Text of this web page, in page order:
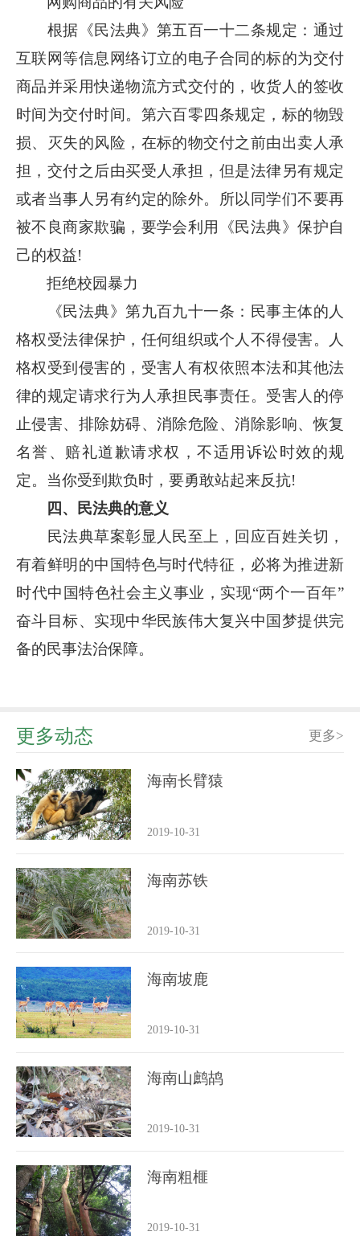
根据《民法典》第五百一十二条规定：通过
互联网等信息网络订立的电子合同的标的为交付
商品并采用快递物流方式交付的，收货人的签收
时间为交付时间。第六百零四条规定，标的物毁
损、灭失的风险，在标的物交付之前由出卖人承
担，交付之后由买受人承担，但是法律另有规定
或者当事人另有约定的除外。所以同学们不要再
被不良商家欺骗，要学会利用《民法典》保护自
己的权益!
拒绝校园暴力
《民法典》第九百九十一条：民事主体的人
格权受法律保护，任何组织或个人不得侵害。人
格权受到侵害的，受害人有权依照本法和其他法
律的规定请求行为人承担民事责任。受害人的停
止侵害、排除妨碍、消除危险、消除影响、恢复
名誉、赔礼道歉请求权，不适用诉讼时效的规
定。当你受到欺负时，要勇敢站起来反抗!
四、民法典的意义
民法典草案彰显人民至上，回应百姓关切，
有着鲜明的中国特色与时代特征，必将为推进新
时代中国特色社会主义事业，实现“两个一百年”
奋斗目标、实现中华民族伟大复兴中国梦提供完
备的民事法治保障。
更多动态 更多>
海南长臂猿
2019-10-31
海南苏铁
2019-10-31
海南坡鹿
2019-10-31
海南山鹧鸪
2019-10-31
海南粗榧
2019-10-31